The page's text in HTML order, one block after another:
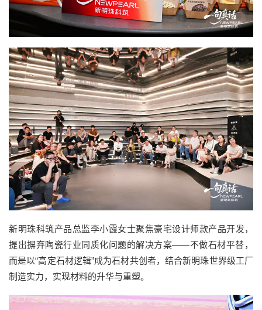
新明珠科筑产品总监李小霞女士聚焦豪宅设计师款产品开发，
提出摒弃陶瓷行业同质化问题的解决方案——不做石材平替，
而是以“高定石材逻辑”成为石材共创者，结合新明珠世界级工厂
制造实力，实现材料的升华与重塑。